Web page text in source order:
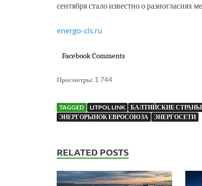
сентября стало известно о
energo-cis.ru
Facebook Comments
Просмотры: 1 744
TAGGED LITPOL LINK БАЛТИЙСКИЕ СТРАНЫ
ЭНЕРГОРЫНОК ЕВРОСОЮЗА
ЭНЕРГОСЕТИ
RELATED POSTS